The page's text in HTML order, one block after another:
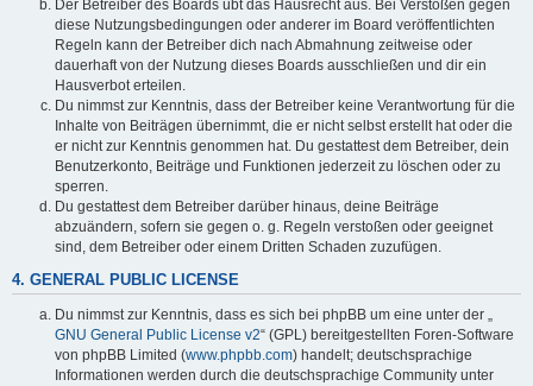
Der Betreiber des Boards übt das Hausrecht aus. Bei Verstößen gegen
diese Nutzungsbedingungen oder anderer im Board veröffentlichten
Regeln kann der Betreiber dich nach Abmahnung zeitweise oder
dauerhaft von der Nutzung dieses Boards ausschließen und dir ein
Hausverbot erteilen.
Du nimmst zur Kenntnis, dass der Betreiber keine Verantwortung für die
Inhalte von Beiträgen übernimmt, die er nicht selbst erstellt hat oder die
er nicht zur Kenntnis genommen hat. Du gestattest dem Betreiber, dein
Benutzerkonto, Beiträge und Funktionen jederzeit zu löschen oder zu
sperren.
Du gestattest dem Betreiber darüber hinaus, deine Beiträge
abzuändern, sofern sie gegen o. g. Regeln verstoßen oder geeignet
sind, dem Betreiber oder einem Dritten Schaden zuzufügen.
4. GENERAL PUBLIC LICENSE
Du nimmst zur Kenntnis, dass es sich bei phpBB um eine unter der „
GNU General Public License v2“ (GPL) bereitgestellten Foren-Software
von phpBB Limited (www.phpbb.com) handelt; deutschsprachige
Informationen werden durch die deutschsprachige Community unter